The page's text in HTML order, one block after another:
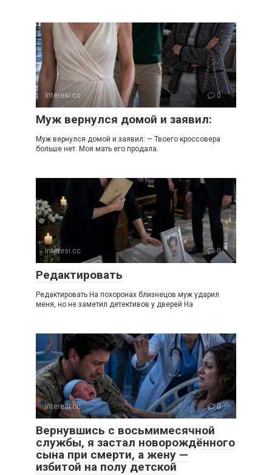
Interesi.cc 0
Муж вернулся домой и заявил:
Муж вернулся домой и заявил: — Твоего кроссовера
больше нет. Моя мать его продала.
Interesi.cc 0
Редактировать
Редактировать На похоронах близнецов муж ударил
меня, но не заметил детективов у дверей На
Interesi.cc 0
Вернувшись с восьмимесячной
службы, я застал новорождённого
сына при смерти, а жену —
избитой на полу детской